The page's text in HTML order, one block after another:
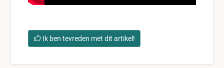
Ik ben tevreden met dit artikel!